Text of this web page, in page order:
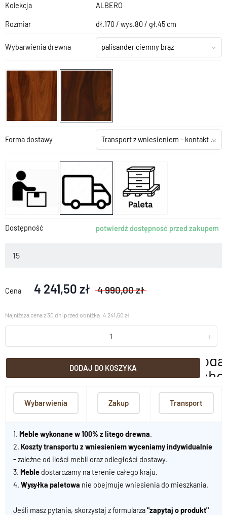
Kolekcja ALBERO
Rozmiar dł.170 / wys.80 / gł.45 cm
Wybarwienia drewna palisander ciemny brąz
Forma dostawy Transport z wniesieniem – kontakt z salonem
Dostępność potwierdź dostępność przed zakupem
15
Cena 4 241,50 zł 4 990,00 zł
Najniższa cena z 30 dni przed obniżką: 4 241,50 zł
- +
DODAJ DO KOSZYKA
Wybarwienia Zakup Transport
1. Meble wykonane w 100% z litego drewna.
2. Koszty transportu z wniesieniem wyceniamy indywidualnie
-zależne od ilości mebli oraz odległości dostawy.
3. Meble dostarczamy na terenie całego kraju.
4. Wysyłka paletowa nie obejmuje wniesienia do mieszkania.
Jeśli masz pytania, skorzystaj z formularza"zapytaj o produkt"